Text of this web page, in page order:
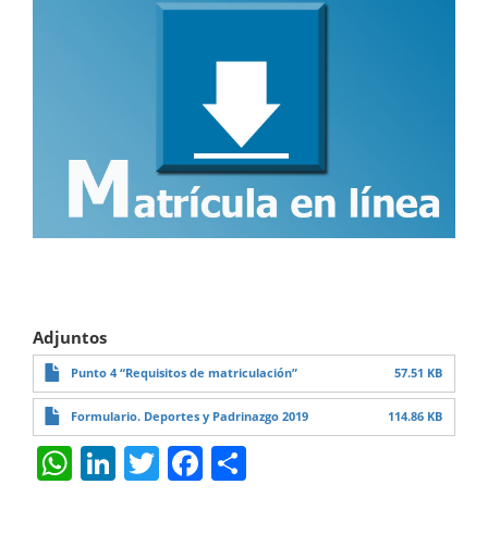
Adjuntos
Punto 4 “Requisitos de matriculación” 57.51 KB
Formulario. Deportes y Padrinazgo 2019 114.86 KB
W
h
Li
n
T
w
F
a